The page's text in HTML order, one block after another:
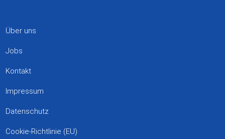
Über uns
Jobs
Kontakt
Impressum
Datenschutz
Cookie-Richtlinie (EU)